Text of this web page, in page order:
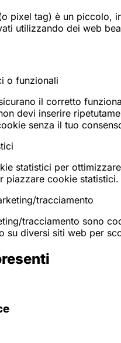
pixel tag) è un piccolo,
utilizzando dei web
o funzionali
il corretto
devi inserire
senza il tuo
statistici per
piazzare cookie statistici.
tracciamento
tracciamento sono
su diversi siti web per